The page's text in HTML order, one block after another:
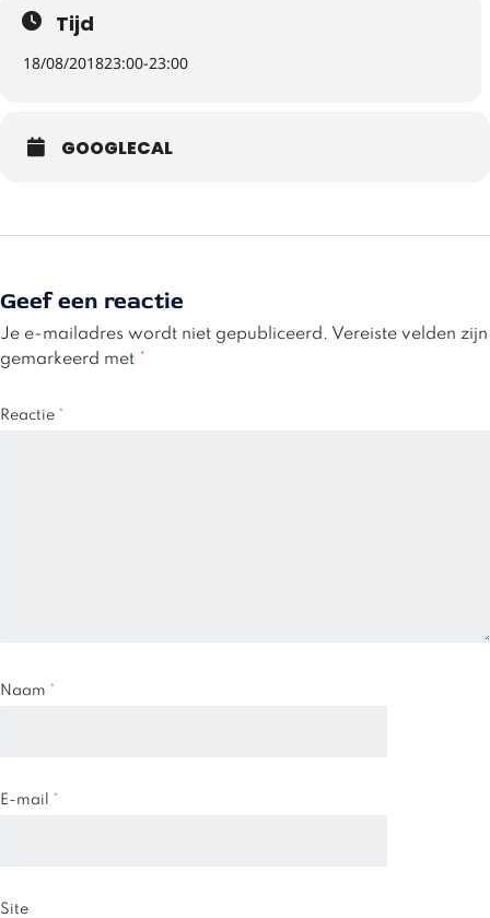
Tijd
18/08/201823:00-23:00
GOOGLECAL
Geef een reactie
Je e-mailadres wordt niet gepubliceerd. Vereiste velden zijn
gemarkeerd met *
Reactie *
Naam *
E-mail *
Site